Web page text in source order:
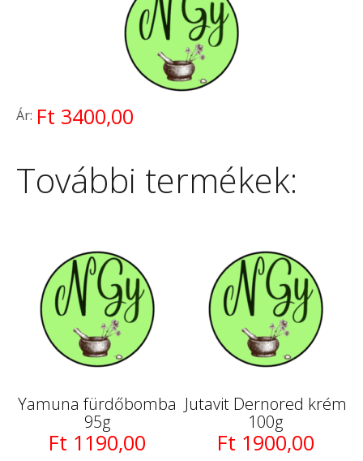
Ár: Ft 3400,00
További termékek:
Yamuna fürdőbomba
95g
Ft 1190,00
Jutavit Dernored krém
100g
Ft 1900,00